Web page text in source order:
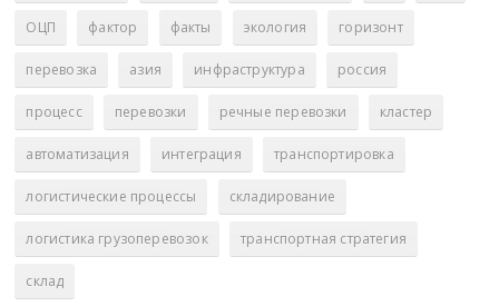
ОЦП фактор факты экология горизонт
перевозка азия инфраструктура россия
процесс перевозки речные перевозки кластер
автоматизация интеграция транспортировка
логистические процессы складирование
логистика грузоперевозок транспортная стратегия
склад